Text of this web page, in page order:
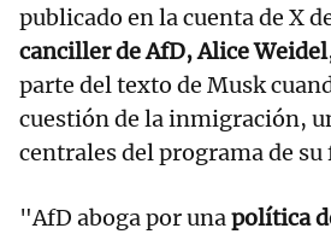
publicado en la cuenta de X
canciller de AfD, Alice Weidel
parte del texto de Musk
cuestión de la inmigración,
centrales del programa de
"AfD aboga por unapolítica